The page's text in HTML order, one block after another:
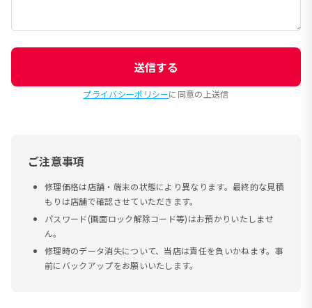
送信する
プライバシーポリシーに同意の上送信
ご注意事項
修理価格は店舗・端末の状態により異なります。最終的な見積
もりは店舗で確認させていただきます。
パスワード(画面ロック解除コード等)はお預かりいたしませ
ん。
修理時のデータ消失について、当店は責任を負いかねます。事
前にバックアップをお願いいたします。